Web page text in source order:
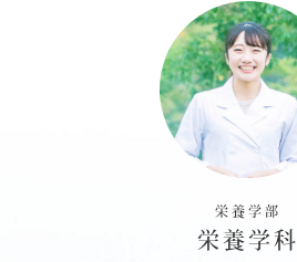
栄養学部
栄養学科